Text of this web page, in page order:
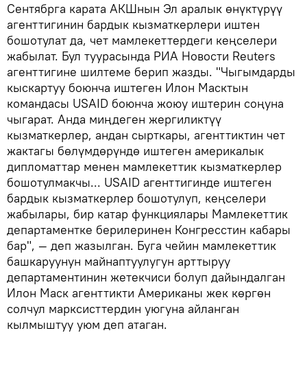
Сентябрга карата АКШнын Эл аралык өнүктүрүү
агенттигинин бардык кызматкерлери иштен
бошотулат да, чет мамлекеттердеги кеңселери
жабылат. Бул туурасында РИА Новости Reuters
агенттигине шилтеме берип жазды. "Чыгымдарды
кыскартуу боюнча иштеген Илон Масктын
командасы USAID боюнча жоюу иштерин соңуна
чыгарат. Анда миңдеген жергиликтүү
кызматкерлер, андан сырткары, агенттиктин чет
жактагы бөлүмдөрүндө иштеген америкалык
дипломаттар менен мамлекеттик кызматкерлер
бошотулмакчы... USAID агенттигинде иштеген
бардык кызматкерлер бошотулуп, кеңселери
жабылары, бир катар функциялары Мамлекеттик
департаментке берилеринен Конгресстин кабары
бар", — деп жазылган. Буга чейин мамлекеттик
башкаруунун майнаптуулугун арттыруу
департаментинин жетекчиси болуп дайындалган
Илон Маск агенттикти Американы жек көргөн
солчул марксисттердин уюгуна айланган
кылмыштуу уюм деп атаган.